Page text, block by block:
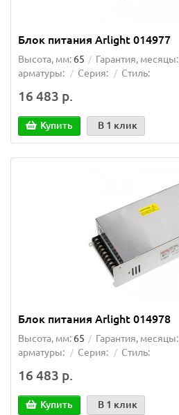
Блок питания Arlight 014977
Высота, мм: 65 Гарантия, месяцы:
арматуры:
Серия: Стиль:
16 483 р.
Купить В 1 клик
Блок питания Arlight 014978
Высота, мм: 65 Гарантия, месяцы:
арматуры:
Серия: Стиль:
16 483 р.
Купить В 1 клик